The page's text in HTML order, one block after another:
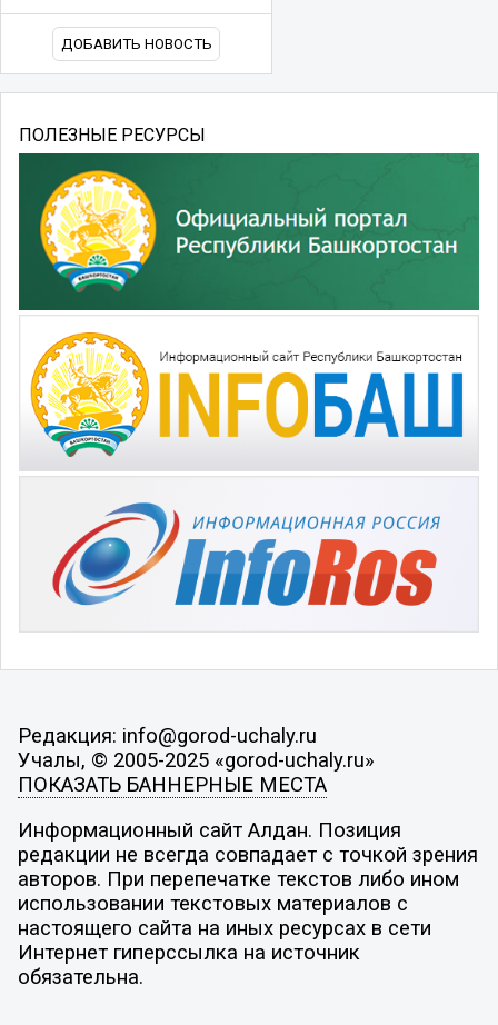
ДОБАВИТЬ НОВОСТЬ
ПОЛЕЗНЫЕ РЕСУРСЫ
Редакция: info@gorod-uchaly.ru
Учалы, © 2005-2025 «gorod-uchaly.ru»
ПОКАЗАТЬ БАННЕРНЫЕ МЕСТА
Информационный сайт Алдан. Позиция
редакции не всегда совпадает с точкой зрения
авторов. При перепечатке текстов либо ином
использовании текстовых материалов с
настоящего сайта на иных ресурсах в сети
Интернет гиперссылка на источник
обязательна.